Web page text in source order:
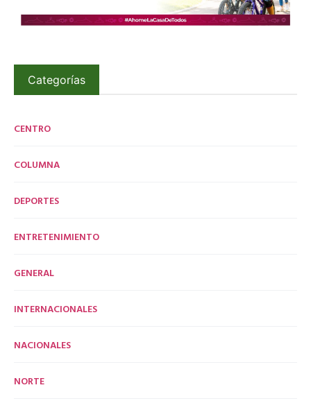
Categorías
CENTRO
COLUMNA
DEPORTES
ENTRETENIMIENTO
GENERAL
INTERNACIONALES
NACIONALES
NORTE